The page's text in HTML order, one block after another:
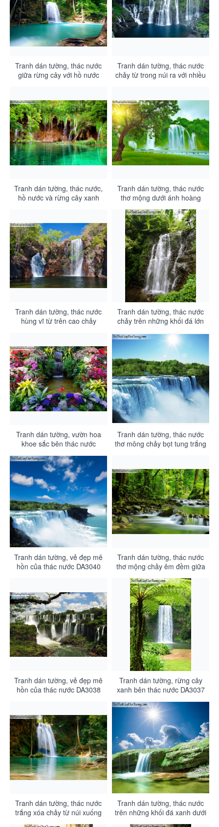
Tranh dán tường, thác nước
giữa rừng cây với hồ nước
Tranh dán tường, thác nước
chảy từ trong núi ra với nhiều
Tranh dán tường, thác nước,
hồ nước và rừng cây xanh
Tranh dán tường, thác nước
thơ mộng dưới ánh hoàng
hôn DA3045
Tranh dán tường, thác nước
hùng vĩ từ trên cao chảy
Tranh dán tường, thác nước
chảy trên những khối đá lớn
Tranh dán tường, vườn hoa
khoe sắc bên thác nước
Tranh dán tường, thác nước
thơ mông chảy bọt tung trắng
Tranh dán tường, vẻ đẹp mê
hồn của thác nước DA3040
Tranh dán tường, thác nước
thơ mộng chảy êm đềm giữa
rừng cây cổ thụ xanh DA3039
Tranh dán tường, vẻ đẹp mê
hồn của thác nước DA3038
Tranh dán tường, rừng cây
xanh bên thác nước DA3037
Tranh dán tường, thác nước
trắng xóa chảy từ núi xuống
DA3036
Tranh dán tường, thác nước
trên những khối đá xanh dưới
bầu trời nắng và mây DA3035